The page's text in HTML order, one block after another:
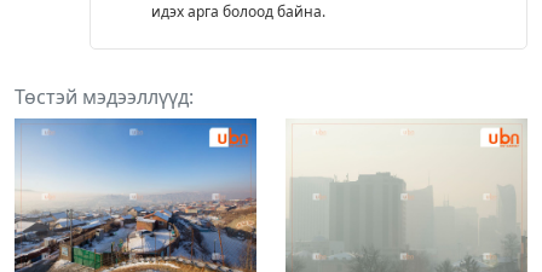
идэх арга болоод байна.
Төстэй мэдээллүүд: